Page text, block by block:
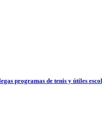
programas de tenis y útiles